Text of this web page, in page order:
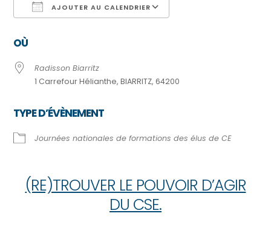
AJOUTER AU CALENDRIER
OÙ
Radisson Biarritz
1 Carrefour Hélianthe, BIARRITZ, 64200
TYPE D’ÉVÈNEMENT
Journées nationales de formations des élus de CE
(RE)TROUVER LE POUVOIR D’AGIR
DU CSE.